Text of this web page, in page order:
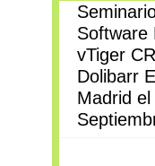
Software
vTiger
Dolibarr
Madrid